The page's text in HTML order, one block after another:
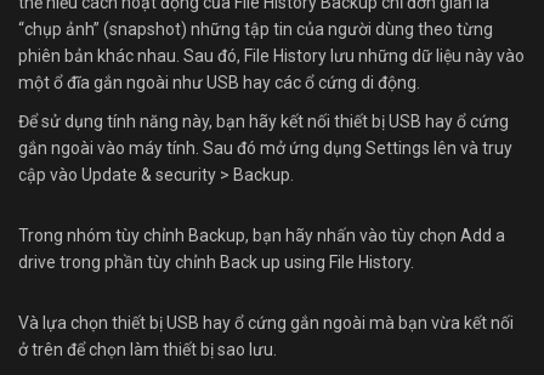
“chụp ảnh” (snapshot) những tập tin của người dùng theo từng
phiên bản khác nhau. Sau đó, File History lưu những dữ liệu này vào
một ổ đĩa gắn ngoài như USB hay các ổ cứng di động.
Để sử dụng tính năng này, bạn hãy kết nối thiết bị USB hay ổ cứng
gắn ngoài vào máy tính. Sau đó mở ứng dụng Settings lên và truy
cập vào Update & security > Backup.
Trong nhóm tùy chỉnh Backup, bạn hãy nhấn vào tùy chọn Add a
drive trong phần tùy chỉnh Back up using File History.
Và lựa chọn thiết bị USB hay ổ cứng gắn ngoài mà bạn vừa kết nối
ở trên để chọn làm thiết bị sao lưu.